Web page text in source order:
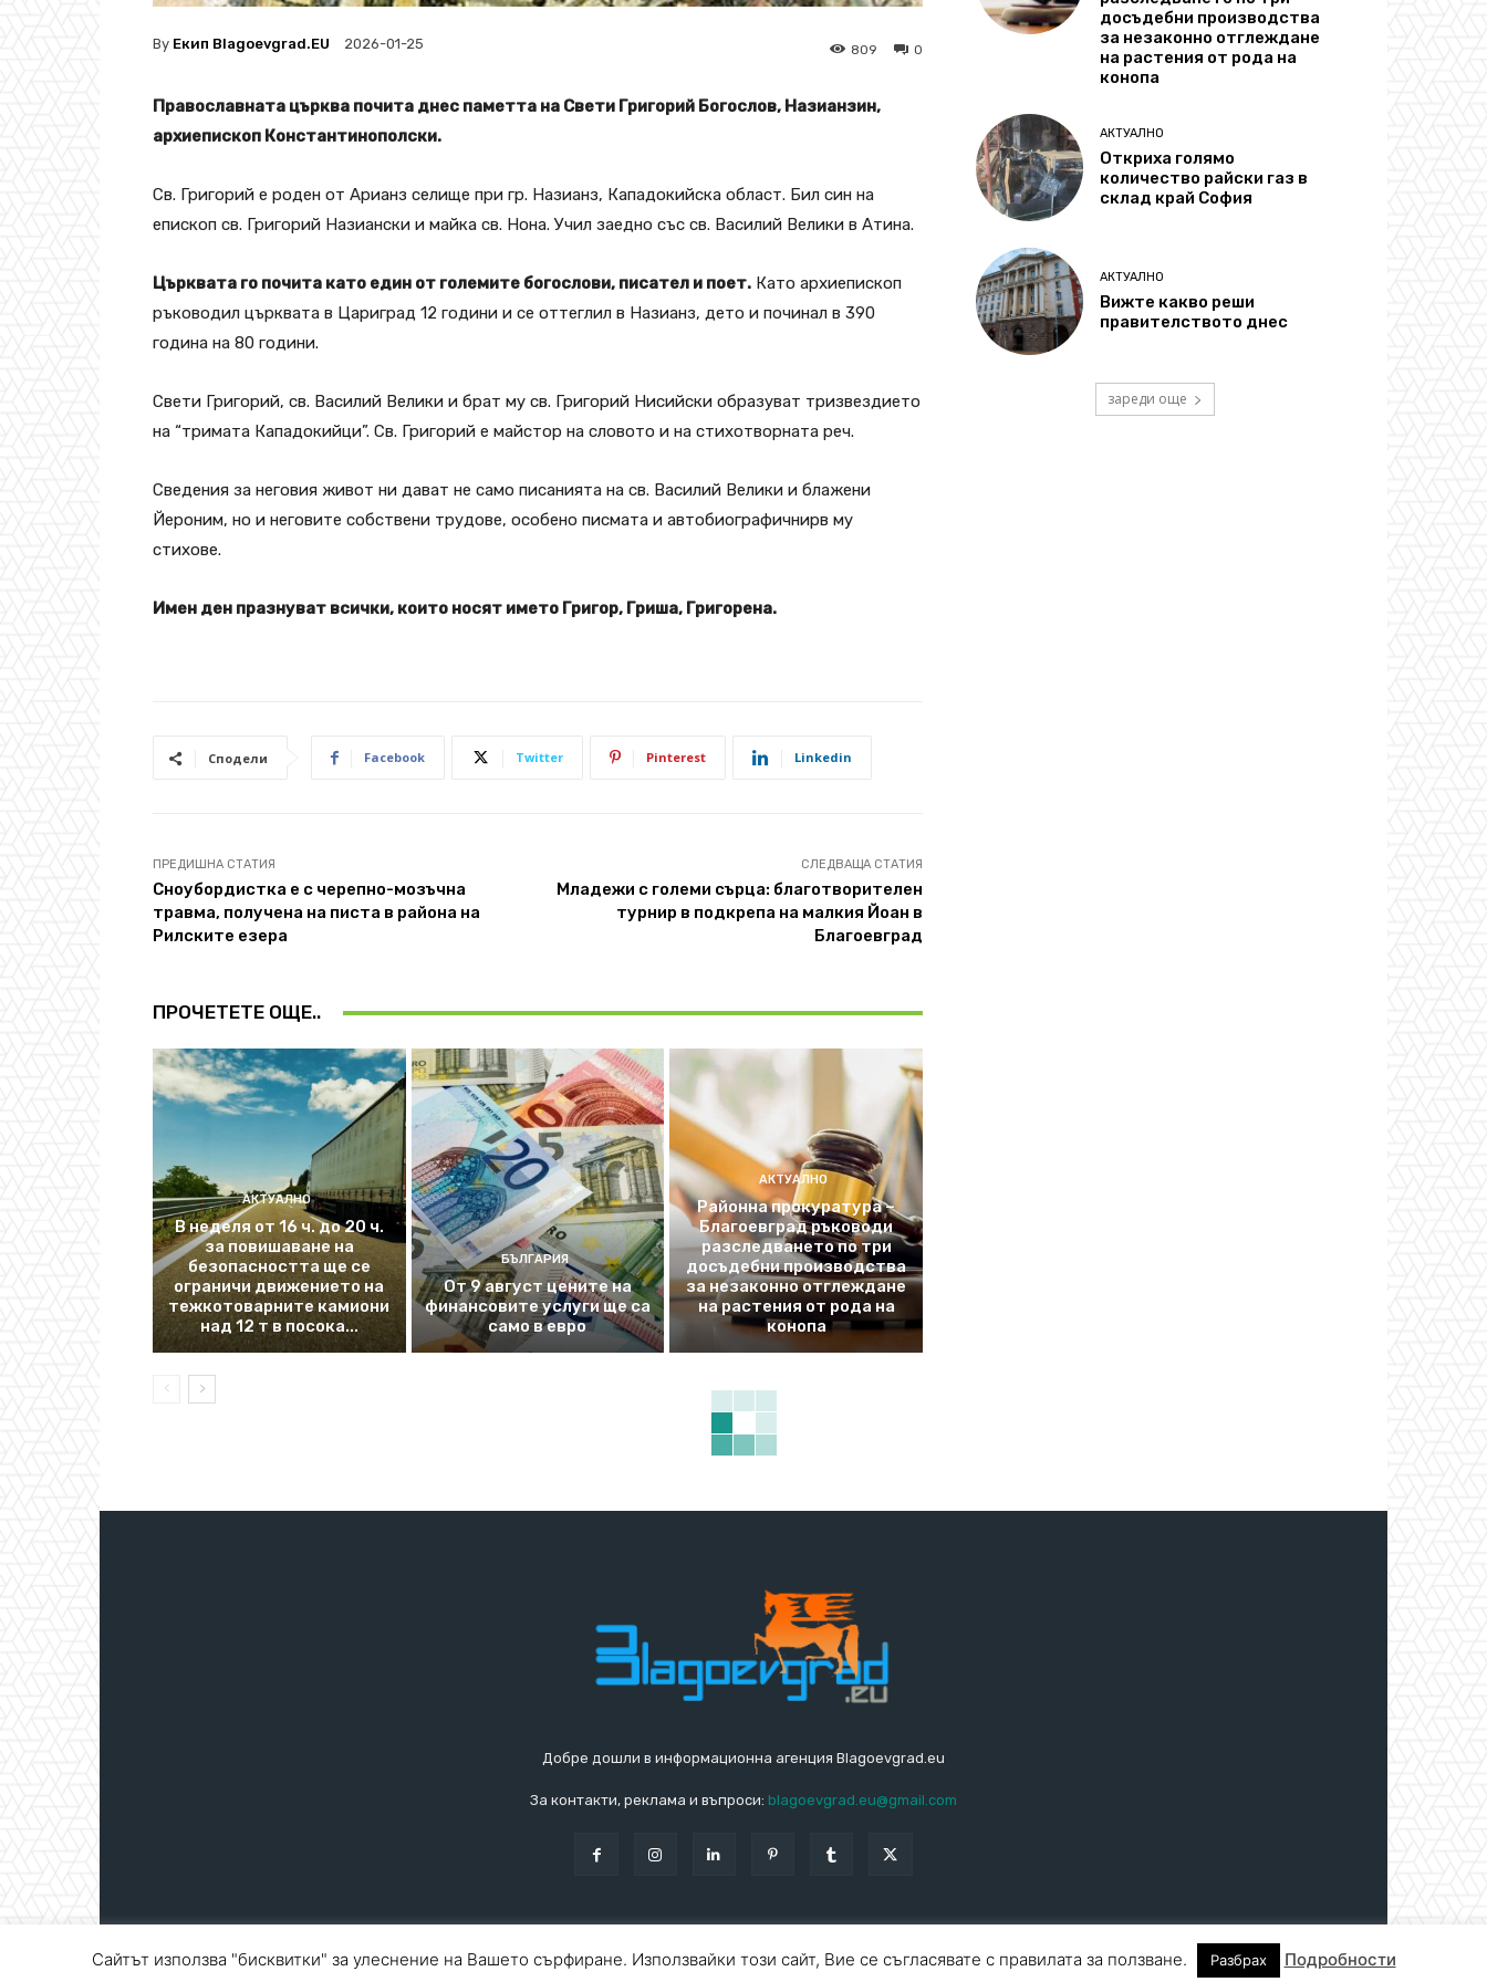
By Екип Blagoevgrad.EU 2026-01-25 0
809
Православната църква почита днес паметта на Свети Григорий Богослов, Назианзин,
архиепископ Константинополски.
Св. Григорий е роден от Арианз селище при гр. Назианз, Кападокийска област. Бил син на
епископ св. Григорий Назиански и майка св. Нона. Учил заедно със св. Василий Велики в Атина.
Църквата го почита като един от големите богослови, писател и поет. Като архиепископ
ръководил църквата в Цариград 12 години и се оттеглил в Назианз, дето и починал в 390
година на 80 години.
Свети Григорий, св. Василий Велики и брат му св. Григорий Нисийски образуват тризвездието
на “тримата Кападокийци”. Св. Григорий е майстор на словото и на стихотворната реч.
Сведения за неговия живот ни дават не само писанията на св. Василий Велики и блажени
Йероним, но и неговите собствени трудове, особено писмата и автобиографичнирв му
стихове.
Имен ден празнуват всички, които носят името Григор, Гриша, Григорена.
Сподели Facebook Twitter Pinterest Linkedin
ПРЕДИШНА СТАТИЯ
Сноубордистка е с черепно-мозъчна
травма, получена на писта в района на
Рилските езера
СЛЕДВАЩА СТАТИЯ
Младежи с големи сърца: благотворителен
турнир в подкрепа на малкия Йоан в
Благоевград
ПРОЧЕТЕТЕ ОЩЕ..
АКТУАЛНО
В неделя от 16 ч. до 20 ч.
за повишаване на
безопасността ще се
ограничи движението на
тежкотоварните камиони
над 12 т в посока...
БЪЛГАРИЯ
От 9 август цените на
финансовите услуги ще са
само в евро
АКТУАЛНО
Районна прокуратура –
Благоевград ръководи
разследването по три
досъдебни производства
за незаконно отглеждане
на растения от рода на
конопа
досъдебни производства
за незаконно отглеждане
на растения от рода на
конопа
АКТУАЛНО
Откриха голямо
количество райски газ в
склад край София
АКТУАЛНО
Вижте какво реши
правителството днес
зареди още
Добре дошли в информационна агенция Blagoevgrad.eu
За контакти, реклама и въпроси: blagoevgrad.eu@gmail.com
© Blagoevgrad.EU 2010 - 2026 Общи условия | За контакти СПРАВОЧНИК СЪБИТИЯ
Сайтът използва "бисквитки" за улеснение на Вашето сърфиране. Използвайки този сайт, Вие се съгласявате с правилата за ползване. Разбрах Подробности